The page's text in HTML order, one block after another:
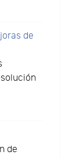
de
de